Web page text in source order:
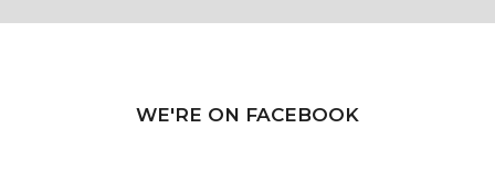
WE'RE ON FACEBOOK